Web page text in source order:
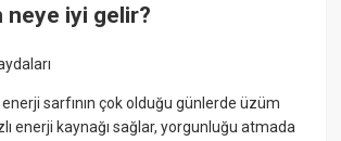
neye iyi gelir?
sarfının çok olduğu günlerde üzüm
enerji kaynağı sağlar, yorgunluğu atmada